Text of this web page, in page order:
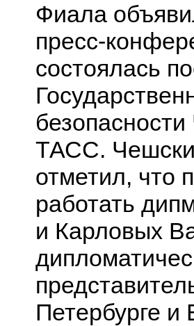
Фиала
пресс-
состоялась
ТАСС.
отметил, что
работать
и Карловых
Петербурге и